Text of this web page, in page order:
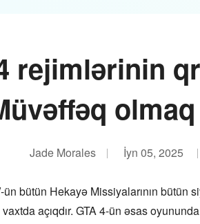
rejimlərinin
Jade Morales İyn 05, 2025
bütün Hekayə Missiyalarının bütün
açıqdır. GTA 4-ün əsas